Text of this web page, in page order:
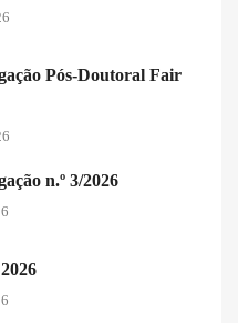
Pós-Doutoral Fair
n.º 3/2026